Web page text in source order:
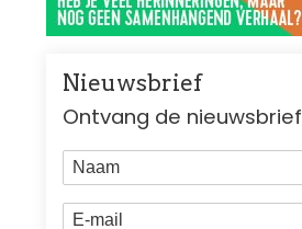
Nieuwsbrief
Ontvang de nieuwsbrief
Naam
E-mail